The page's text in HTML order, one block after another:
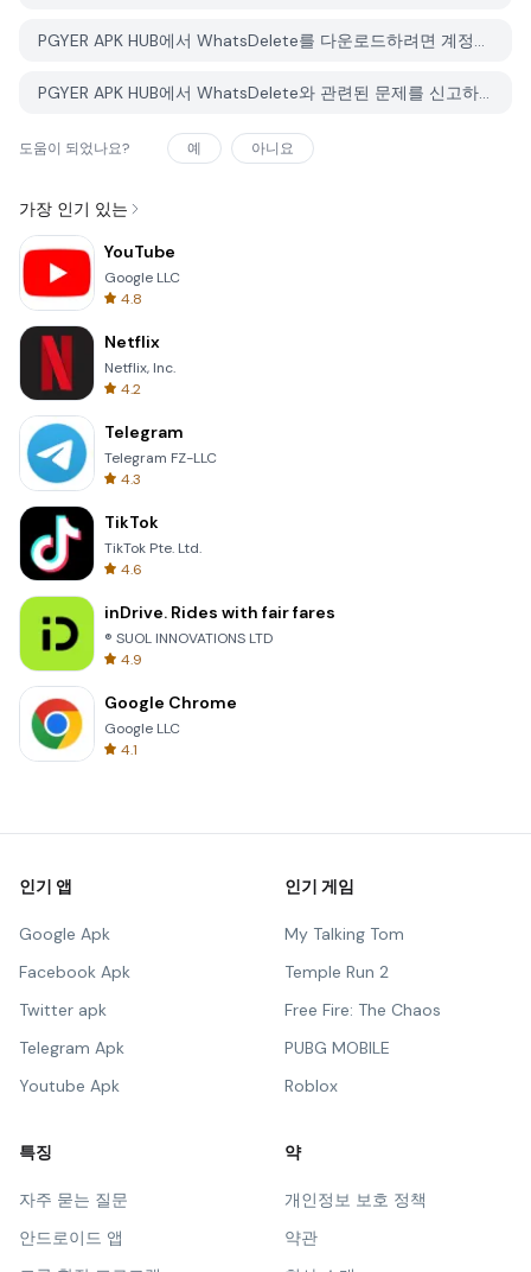
PGYER APK HUB에서 WhatsDelete를 다운로드하려면 계정이 필요한가요?
PGYER APK HUB에서 WhatsDelete와 관련된 문제를 신고하는 방법은 무엇인가요?
도움이 되었나요? 예 아니요
가장 인기 있는
YouTube
Google LLC
4.8
Netflix
Netflix, Inc.
4.2
Telegram
Telegram FZ-LLC
4.3
TikTok
TikTok Pte. Ltd.
4.6
inDrive. Rides with fair fares
® SUOL INNOVATIONS LTD
4.9
Google Chrome
Google LLC
4.1
인기 앱
Google Apk
Facebook Apk
Twitter apk
Telegram Apk
Youtube Apk
인기 게임
My Talking Tom
Temple Run 2
Free Fire: The Chaos
PUBG MOBILE
Roblox
특징
자주 묻는 질문
안드로이드 앱
약
개인정보 보호 정책
약관